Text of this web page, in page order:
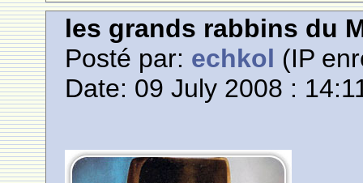
les grands rabbins du
Posté par: echkol (IP
Date: 09 July 2008 :